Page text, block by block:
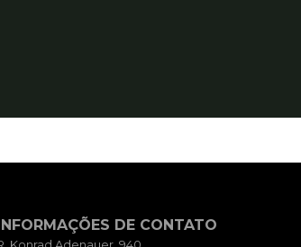
DE CONTATO